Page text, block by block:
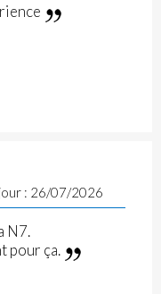
: 26/07/2026
N7.
pour ça.